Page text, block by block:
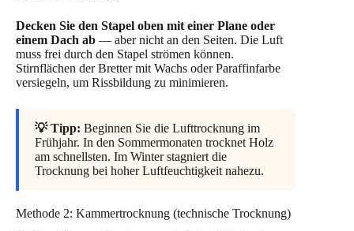
Decken Sie den Stapel oben mit einer Plane oder
einem Dach ab — aber nicht an den Seiten. Die Luft
muss frei durch den Stapel strömen können.
Stirnflächen der Bretter mit Wachs oder Paraffinfarbe
versiegeln, um Rissbildung zu minimieren.
💡 Tipp: Beginnen Sie die Lufttrocknung im
Frühjahr. In den Sommermonaten trocknet Holz
am schnellsten. Im Winter stagniert die
Trocknung bei hoher Luftfeuchtigkeit nahezu.
Methode 2: Kammertrocknung (technische Trocknung)